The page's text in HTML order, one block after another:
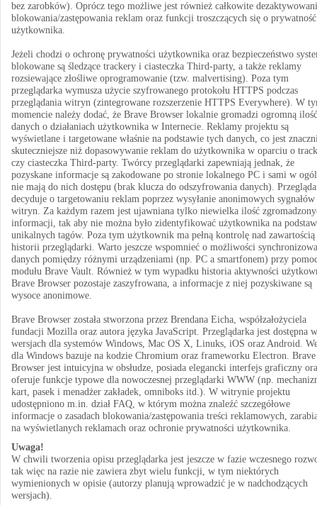
bez zarobków). Oprócz tego możliwe jest również całkowite
blokowania/zastępowania reklam oraz funkcji troszczących się o prywatność
użytkownika.
Jeżeli chodzi o ochronę prywatności użytkownika oraz bezpieczeństwo
blokowane są śledzące trackery i ciasteczka Third-party, a także reklamy
rozsiewające złośliwe oprogramowanie (tzw. malvertising). Poza tym
przeglądarka wymusza użycie szyfrowanego protokołu HTTPS podczas
przeglądania witryn (zintegrowane rozszerzenie HTTPS Everywhere). W
momencie należy dodać, że Brave Browser lokalnie gromadzi ogromną ilość
danych o działaniach użytkownika w Internecie. Reklamy projektu są
wyświetlane i targetowane właśnie na podstawie tych danych, co jest
skuteczniejsze niż dopasowywanie reklam do użytkownika w oparciu o
czy ciasteczka Third-party. Twórcy przeglądarki zapewniają jednak, że
pozyskane informacje są zakodowane po stronie lokalnego PC i sami w
nie mają do nich dostępu (brak klucza do odszyfrowania danych).
decyduje o targetowaniu reklam poprzez wysyłanie anonimowych sygnałów
witryn. Za każdym razem jest ujawniana tylko niewielka ilość
informacji, tak aby nie można było zidentyfikować użytkownika na
unikalnych tagów. Poza tym użytkownik ma pełną kontrolę nad zawartością
historii przeglądarki. Warto jeszcze wspomnieć o możliwości
danych pomiędzy różnymi urządzeniami (np. PC a smartfonem) przy
modułu Brave Vault. Również w tym wypadku historia aktywności
Brave Browser pozostaje zaszyfrowana, a informacje z niej pozyskiwane są
wysoce anonimowe.
Brave Browser została stworzona przez Brendana Eicha, współzałożyciela
fundacji Mozilla oraz autora języka JavaScript. Przeglądarka jest dostępna w
wersjach dla systemów Windows, Mac OS X, Linuks, iOS oraz Android.
dla Windows bazuje na kodzie Chromium oraz frameworku Electron. Brave
Browser jest intuicyjna w obsłudze, posiada elegancki interfejs graficzny
oferuje funkcje typowe dla nowoczesnej przeglądarki WWW (np.
kart, pasek i menadżer zakładek, omniboks itd.). W witrynie projektu
udostępniono m.in. dział FAQ, w którym można znaleźć szczegółowe
informacje o zasadach blokowania/zastępowania treści reklamowych,
na wyświetlanych reklamach oraz ochronie prywatności użytkownika.
Uwaga!
W chwili tworzenia opisu przeglądarka jest jeszcze w fazie wczesnego
tak więc na razie nie zawiera zbyt wielu funkcji, w tym niektórych
wymienionych w opisie (autorzy planują wprowadzić je w nadchodzących
wersjach).